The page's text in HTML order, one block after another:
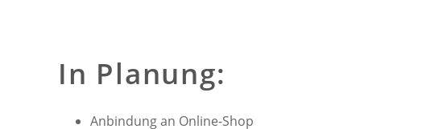
In Planung:
Anbindung an Online-Shop